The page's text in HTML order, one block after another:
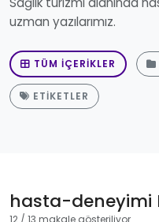
uzman yazılarımız.
TÜM İÇERIKLER
ETIKETLER
hasta-deneyimi
12 / 13 makale gösteriliyor